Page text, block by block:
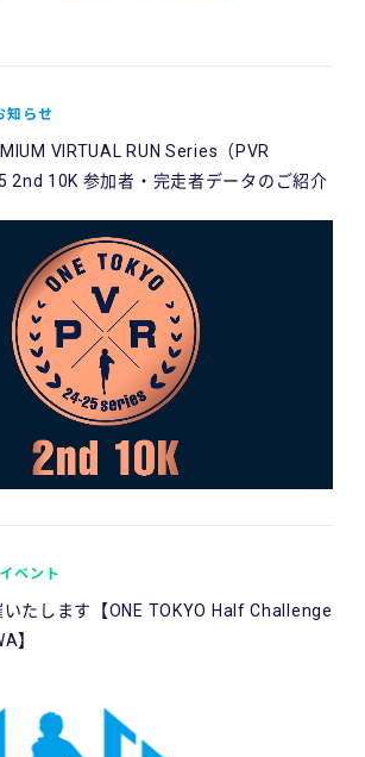
知らせ
VIRTUAL RUN Series（PVR
2nd 10K 参加者・完走者データのご紹介
イベント
たします【ONE TOKYO Half Challenge
】